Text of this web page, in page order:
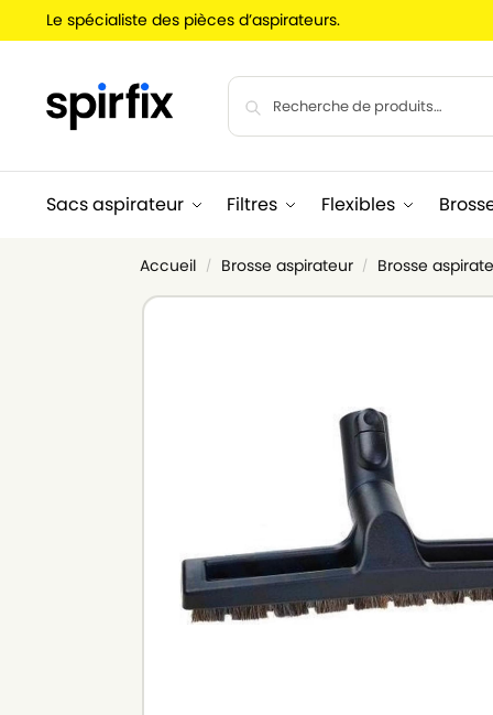
Le spécialiste des pièces d’aspirateurs.
Sacs aspirateur Filtres Flexibles
Accueil / Brosse aspirateur / Brosse